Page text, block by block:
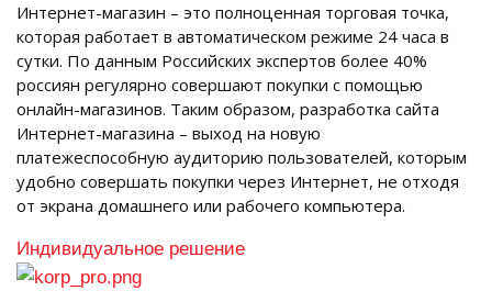
Интернет-магазин – это полноценная торговая точка,
которая работает в автоматическом режиме 24 часа в
сутки. По данным Российских экспертов более 40%
россиян регулярно совершают покупки с помощью
онлайн-магазинов. Таким образом, разработка сайта
Интернет-магазина – выход на новую
платежеспособную аудиторию пользователей, которым
удобно совершать покупки через Интернет, не отходя
от экрана домашнего или рабочего компьютера.
Индивидуальное решение